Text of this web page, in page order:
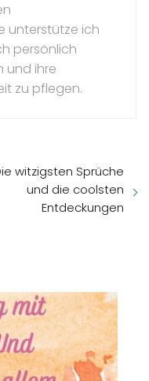
unterstütze ich
persönlich
und ihre
zu pflegen.
witzigsten Sprüche
und die coolsten
Entdeckungen